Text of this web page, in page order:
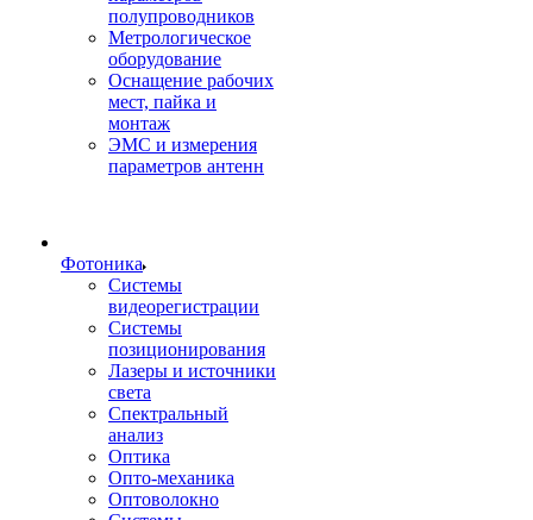
полупроводников
Метрологическое
оборудование
Оснащение рабочих
мест, пайка и
монтаж
ЭМС и измерения
параметров антенн
Фотоника
Cистемы
видеорегистрации
Системы
позиционирования
Лазеры и источники
света
Спектральный
анализ
Оптика
Опто-механика
Оптоволокно